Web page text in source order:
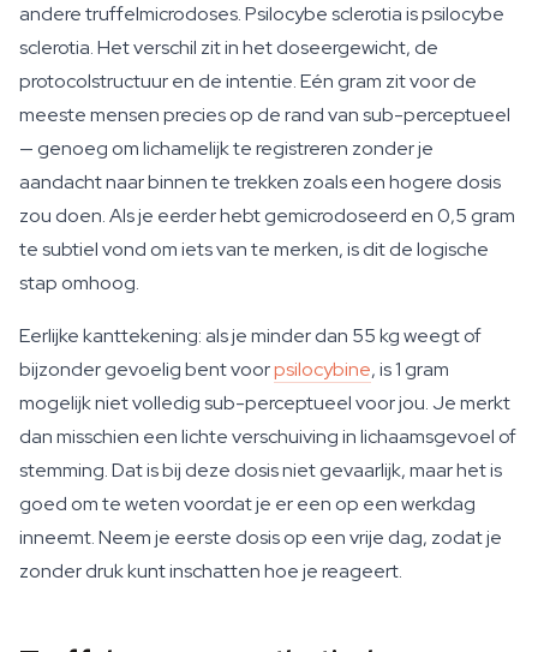
andere truffelmicrodoses. Psilocybe sclerotia is psilocybe
sclerotia. Het verschil zit in het doseergewicht, de
protocolstructuur en de intentie. Eén gram zit voor de
meeste mensen precies op de rand van sub-perceptueel
— genoeg om lichamelijk te registreren zonder je
aandacht naar binnen te trekken zoals een hogere dosis
zou doen. Als je eerder hebt gemicrodoseerd en 0,5 gram
te subtiel vond om iets van te merken, is dit de logische
stap omhoog.
Eerlijke kanttekening: als je minder dan 55 kg weegt of
bijzonder gevoelig bent voorpsilocybine, is 1 gram
mogelijk niet volledig sub-perceptueel voor jou. Je merkt
dan misschien een lichte verschuiving in lichaamsgevoel of
stemming. Dat is bij deze dosis niet gevaarlijk, maar het is
goed om te weten voordat je er een op een werkdag
inneemt. Neem je eerste dosis op een vrije dag, zodat je
zonder druk kunt inschatten hoe je reageert.